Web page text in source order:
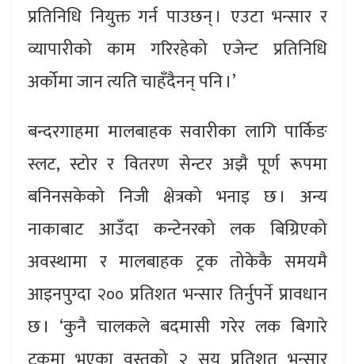
प्रतिनिधि नियुक्त गर्न पाउछन् । एउटा भन्सार र
व्यापारीको काम गरिरहेको एजेन्ट प्रतिनिधि
अर्कोमा जान त्यति चाहँदैनन् पनि ।’
बन्दरगाहमा मालबाहक सवारीका लागि पार्किङ
स्लट, स्टोर र वितरण सेन्टर अझै पूर्ण रूपमा
बनिनसकेको निजी क्षेत्रको भनाइ छ । अन्य
नाकाबाट आउँदा कन्टेनरको लक बिग्रिएको
अवस्थामा र मालबाहक ट्रक तोकेकै समयमै
आइनपुग्दा २०० प्रतिशत भन्सार तिर्नुपर्ने प्रावधान
छ । ‘कुनै चालकले बदमासी गरेर लक बिगारे